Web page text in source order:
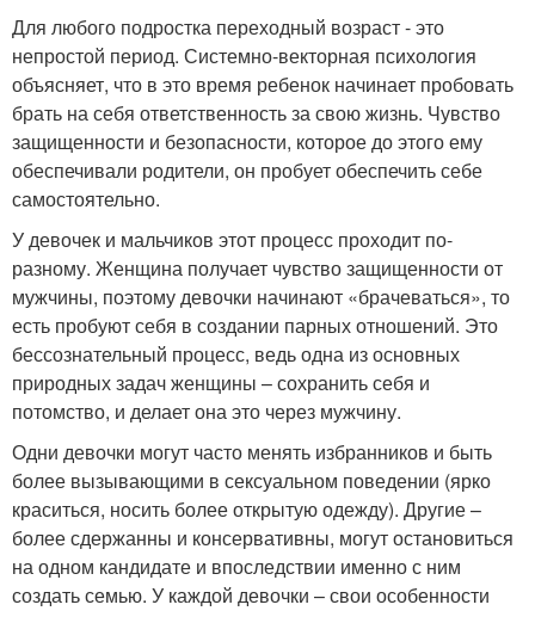
Для любого подростка переходный возраст - это
непростой период. Системно-векторная психология
объясняет, что в это время ребенок начинает пробовать
брать на себя ответственность за свою жизнь. Чувство
защищенности и безопасности, которое до этого ему
обеспечивали родители, он пробует обеспечить себе
самостоятельно.
У девочек и мальчиков этот процесс проходит по-
разному. Женщина получает чувство защищенности от
мужчины, поэтому девочки начинают «брачеваться», то
есть пробуют себя в создании парных отношений. Это
бессознательный процесс, ведь одна из основных
природных задач женщины – сохранить себя и
потомство, и делает она это через мужчину.
Одни девочки могут часто менять избранников и быть
более вызывающими в сексуальном поведении (ярко
краситься, носить более открытую одежду). Другие –
более сдержанны и консервативны, могут остановиться
на одном кандидате и впоследствии именно с ним
создать семью. У каждой девочки – свои особенности